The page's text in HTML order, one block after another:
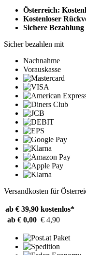
Österreich:
Kostenloser
Sichere Bezahlung
Sicher bezahlen mit
Nachnahme
Vorauskasse
Versandkosten für
ab € 39,90 kostenlos*
ab € 0,00 € 4,90